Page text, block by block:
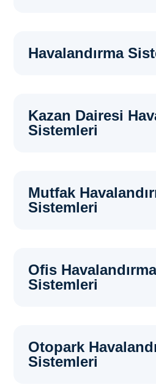
Havalandırma
Kazan Dairesi
Sistemleri
Mutfak
Sistemleri
Ofis Havalandırma
Sistemleri
Otopark
Sistemleri